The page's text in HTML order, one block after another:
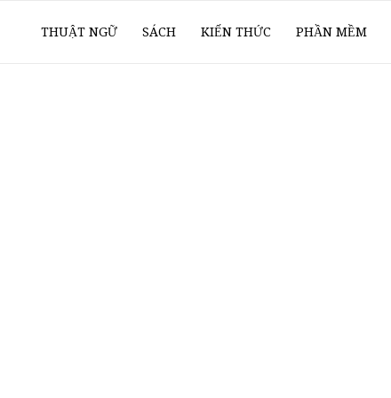
THUẬT NGỮ SÁCH KIẾN THỨC PHẦN MỀM